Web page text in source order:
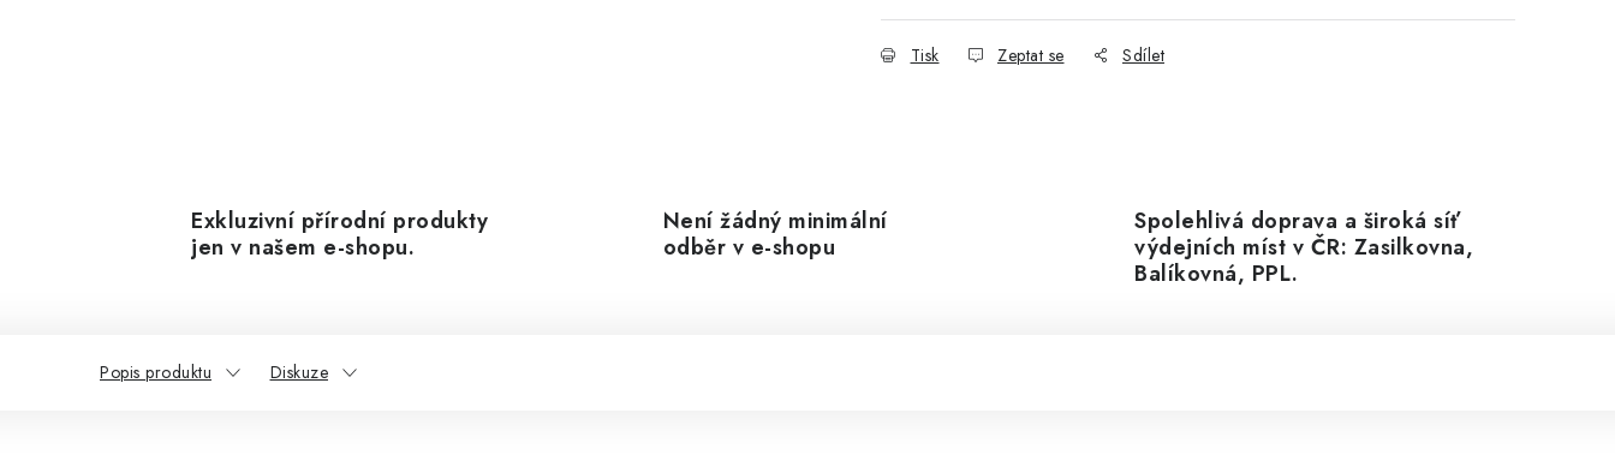
Tisk Zeptat se Sdílet
Exkluzivní přírodní produkty
jen v našem e-shopu.
Není žádný minimální
odběr v e-shopu
Spolehlivá doprava a široká síť
výdejních míst v ČR: Zasilkovna,
Balíkovná, PPL.
Popis produktu Diskuze